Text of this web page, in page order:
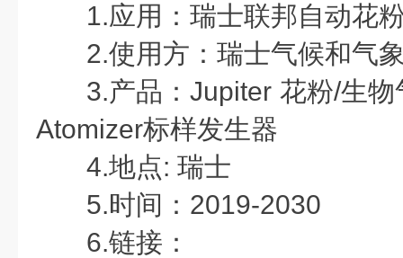
1.应用： 瑞士联邦自动花
2.使用方： 瑞士气候和气
3.产品：Jupiter 花粉/生
Atomizer标样发生器
4.地点: 瑞士
5.时间： 2019-2030
6.链接：